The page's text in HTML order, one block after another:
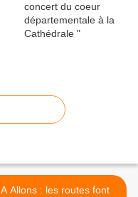
A Allons : les routes font